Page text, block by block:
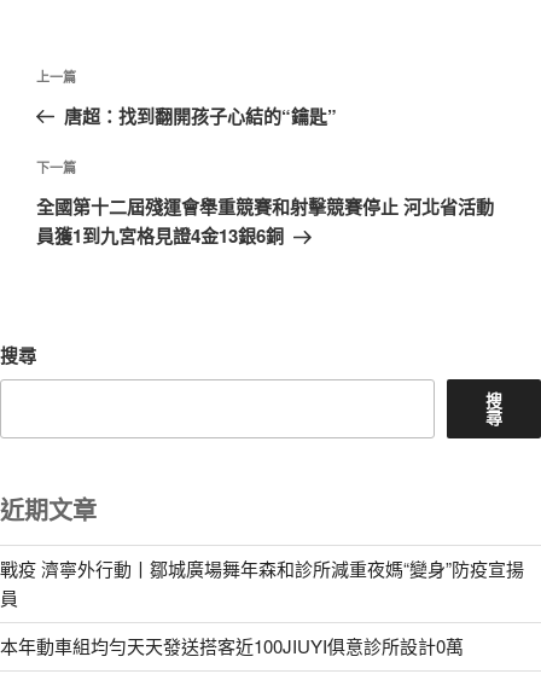
文
導
覽
上
一
文
章
上一篇
唐超：找到翻開孩子心結的“鑰匙”
下
一
篇
下一篇
全國第十二屆殘運會舉重競賽和射擊競賽停止 河北省活動
員獲1到九宮格見證4金13銀6銅
搜尋
搜
尋
近期文章
戰疫 濟寧外行動丨鄒城廣場舞年森和診所減重夜媽“變身”防疫宣揚
員
本年動車組均勻天天發送搭客近100JIUYI俱意診所設計0萬